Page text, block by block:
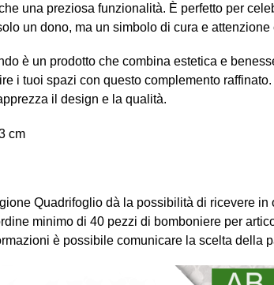
una preziosa funzionalità. È perfetto per
un dono, ma un simbolo di cura e
è un prodotto che combina estetica e
i tuoi spazi con questo complemento
il design e la qualità.
cm
Quadrifoglio dà la possibilità di ricevere
minimo di 40 pezzi di bomboniere per
è possibile comunicare la scelta della